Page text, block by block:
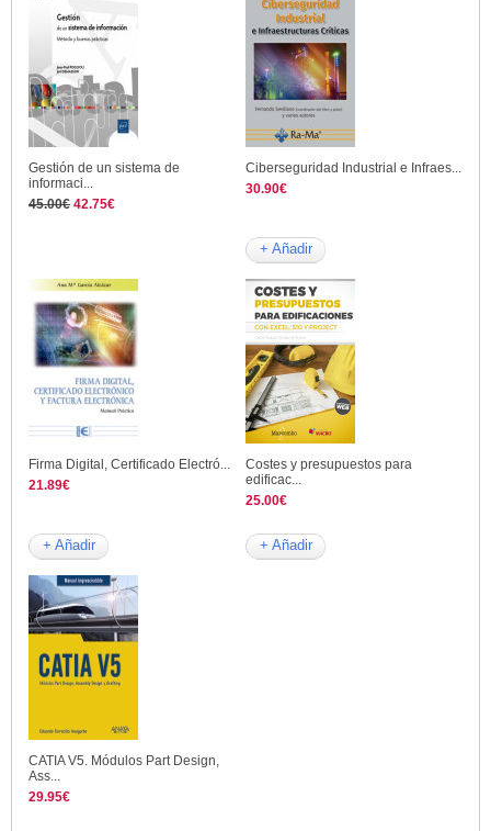
Gestión de un sistema de
informaci...
45.00€ 42.75€
Ciberseguridad Industrial e Infraes...
30.90€
+ Añadir
Firma Digital, Certificado Electró...
21.89€
+ Añadir
Costes y presupuestos para
edificac...
25.00€
+ Añadir
CATIA V5. Módulos Part Design,
Ass...
29.95€